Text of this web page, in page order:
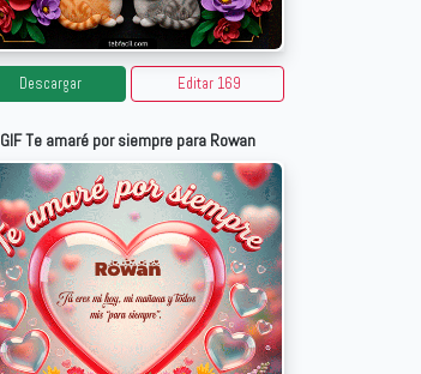
Descargar Editar 169
GIF Te amaré por siempre para Rowan